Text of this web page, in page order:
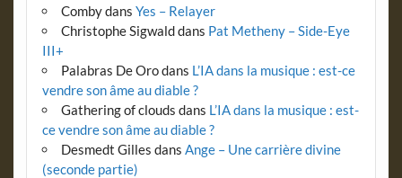
Combydans Yes – Relayer
Christophe Sigwalddans Pat Metheny – Side-Eye
III+
Palabras De Orodans L’IA dans la musique : est-ce
vendre son âme au diable ?
Gathering of clouds dans L’IA dans la musique : est-
ce vendre son âme au diable ?
Desmedt Gilles dans Ange – Une carrière divine
(seconde partie)